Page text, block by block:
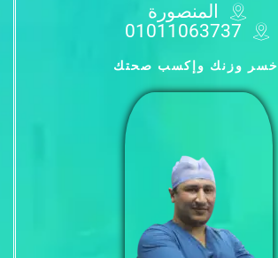
المنصورة
01011063737
إخسر وزنك وإكسب صحتك